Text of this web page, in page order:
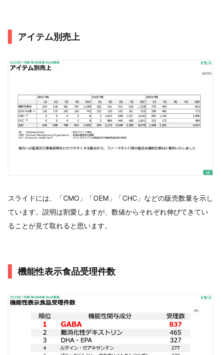
アイテム別売上
スライドには、「CMO」「OEM」「CHC」などの販売数量を示し
ています。説明は割愛しますが、数値からそれぞれ伸びてきてい
ることが見て取れると思います。
機能性表示食品受理件数